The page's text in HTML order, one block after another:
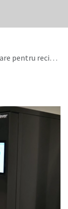
ambalajelor